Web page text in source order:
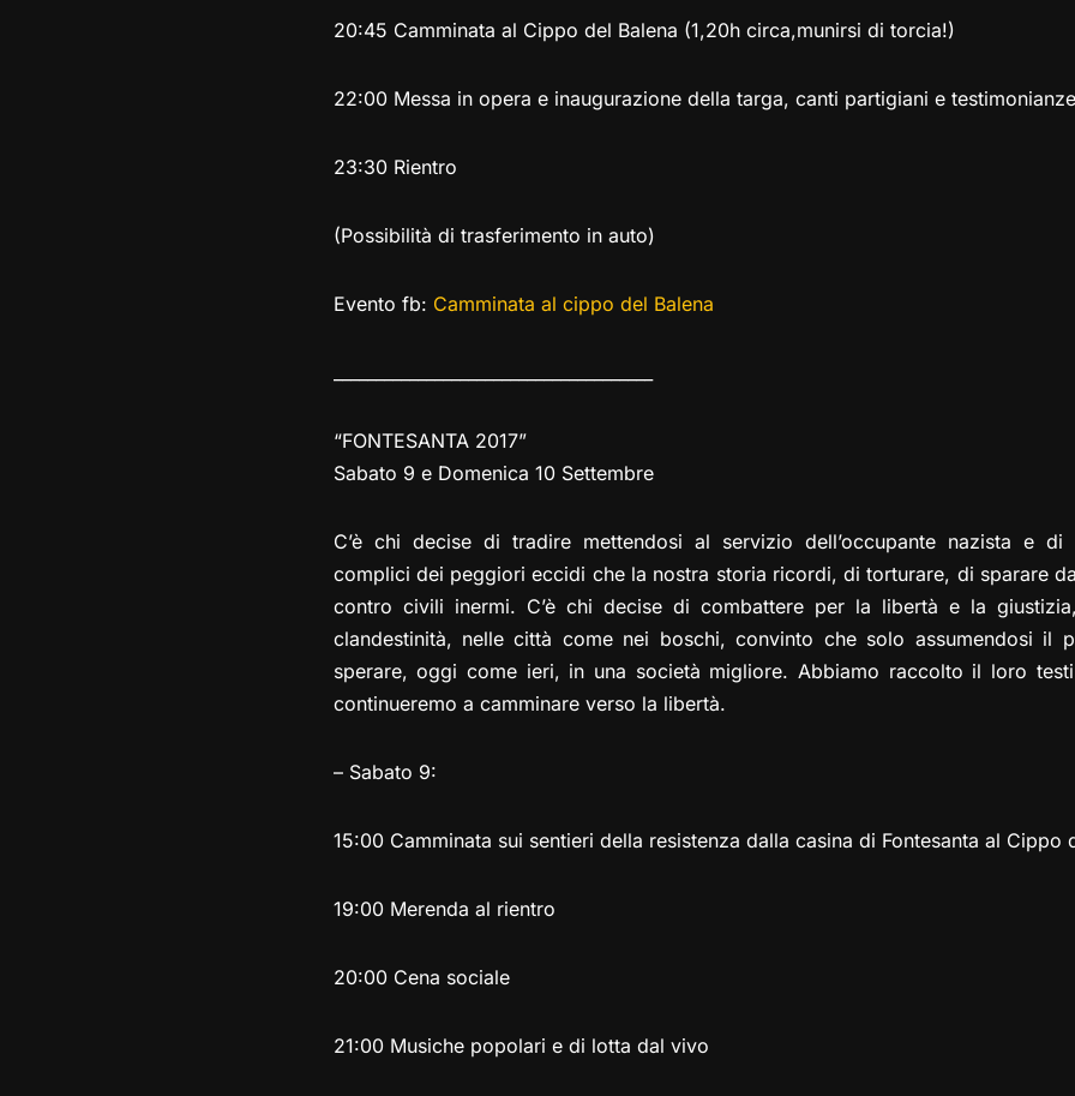
20:45 Camminata al Cippo del Balena (1,20h circa,munirsi di torcia!)
22:00 Messa in opera e inaugurazione della targa, canti partigiani e testimonianze
23:30 Rientro
(Possibilità di trasferimento in auto)
Evento fb: Camminata al cippo del Balena
“FONTESANTA 2017”
Sabato 9 e Domenica 10 Settembre
C’è chi decise di tradire mettendosi al servizio dell’occupante nazista e di
complici dei peggiori eccidi che la nostra storia ricordi, di torturare, di sparare
contro civili inermi. C’è chi decise di combattere per la libertà e la
clandestinità, nelle città come nei boschi, convinto che solo assumendosi il
sperare, oggi come ieri, in una società migliore. Abbiamo raccolto il loro
continueremo a camminare verso la libertà.
– Sabato 9:
15:00 Camminata sui sentieri della resistenza dalla casina di Fontesanta al Cippo
19:00 Merenda al rientro
20:00 Cena sociale
21:00 Musiche popolari e di lotta dal vivo